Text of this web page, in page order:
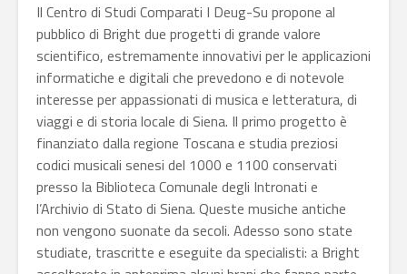
Il Centro di Studi Comparati I Deug-Su propone al
pubblico di Bright due progetti di grande valore
scientifico, estremamente innovativi per le applicazioni
informatiche e digitali che prevedono e di notevole
interesse per appassionati di musica e letteratura, di
viaggi e di storia locale di Siena. Il primo progetto è
finanziato dalla regione Toscana e studia preziosi
codici musicali senesi del 1000 e 1100 conservati
presso la Biblioteca Comunale degli Intronati e
l’Archivio di Stato di Siena. Queste musiche antiche
non vengono suonate da secoli. Adesso sono state
studiate, trascritte e eseguite da specialisti: a Bright